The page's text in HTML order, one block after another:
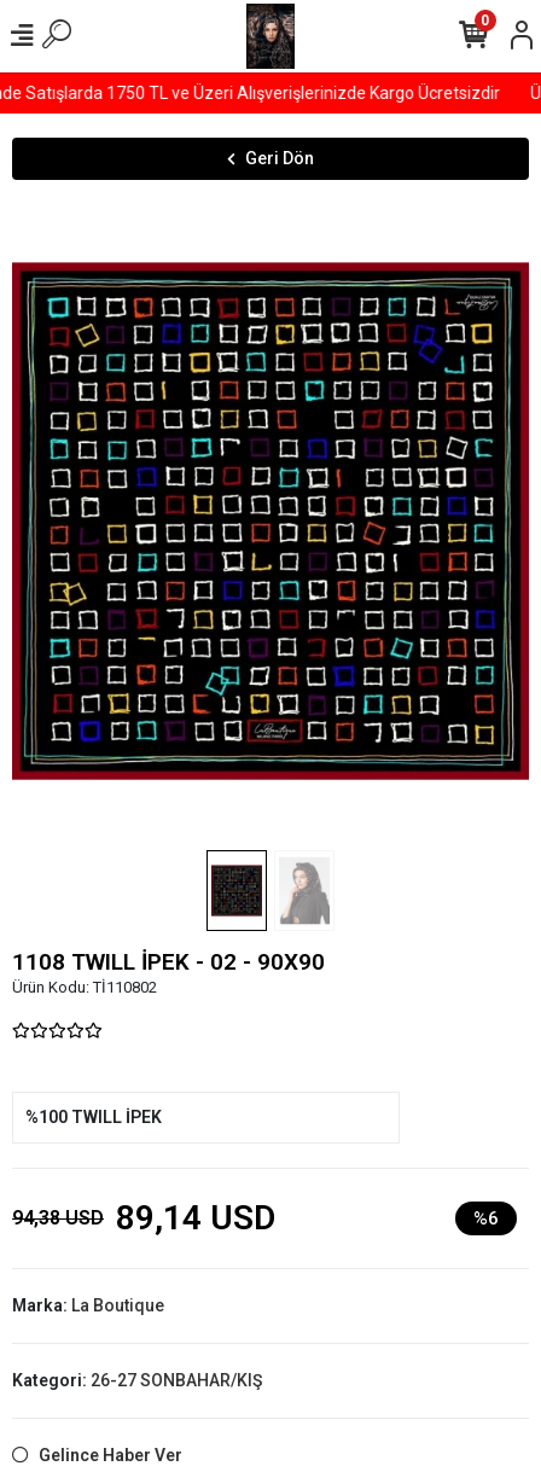
1750 TL ve Üzeri Alışverişlerinizde Kargo Ücretsizdir
0
Geri Dön
1108 TWILL İPEK - 02 - 90X90
Ürün Kodu:Tİ110802
%100 TWILL İPEK
94,38 USD 89,14 USD %6
Marka: La Boutique
Kategori: 26-27 SONBAHAR/KIŞ
Gelince Haber Ver